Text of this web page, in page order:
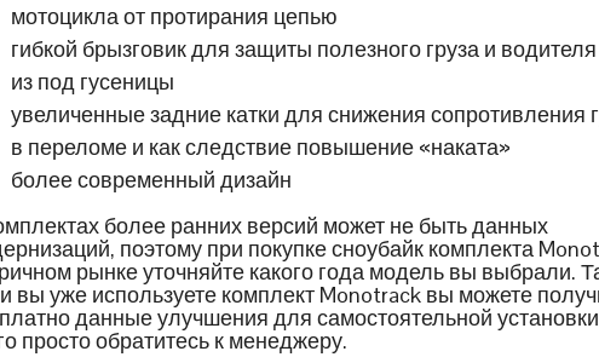
мотоцикла от протирания цепью
гибкой брызговик для защиты полезного груза и водителя
из под гусеницы
увеличенные задние катки для снижения сопротивления
в переломе и как следствие повышение «наката»
более современный дизайн
более ранних версий может не быть данных
поэтому при покупке сноубайк комплекта
рынке уточняйте какого года модель вы выбрали.
вы уже используете комплект Monotrack вы можете
данные улучшения для самостоятельной
просто обратитесь к менеджеру.